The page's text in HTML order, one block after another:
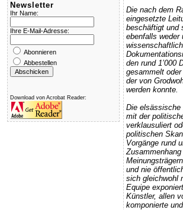
Newsletter
Ihr Name:
Ihre E-Mail-Adresse:
Abonnieren
Abbestellen
Download von Acrobat Reader:
Die nach dem
eingesetzte
beschäftigt und
ebenfalls weder
den rund 1’000
gesammelt
der von
werden konnte.
Die elsässische
mit der
verklausuliert
politischen
Vorgänge rund
und nie
sich gleichwohl
Equipe
Künstler, allen
komponierte